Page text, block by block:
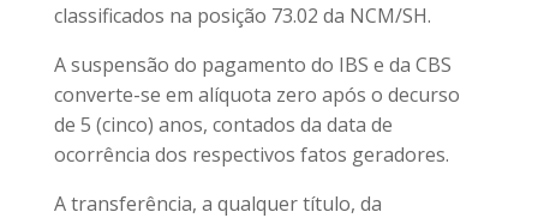
classificados na posição 73.02 da NCM/SH.
A suspensão do pagamento do IBS e da CBS
converte-se em alíquota zero após o decurso
de 5 (cinco) anos, contados da data de
ocorrência dos respectivos fatos geradores.
A transferência, a qualquer título, da